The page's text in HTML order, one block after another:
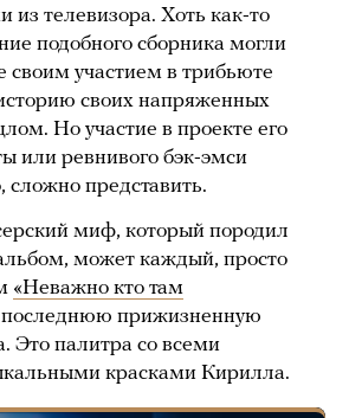
из телевизора. Хоть как-то
подобного сборника могли
своим участием в трибьюте
своих напряженных
Но участие в проекте его
или ревнивого бэк-эмси
сложно представить.
миф, который породил
может каждый, просто
«Неважно кто там
прижизненную
Это палитра со всеми
красками Кирилла.